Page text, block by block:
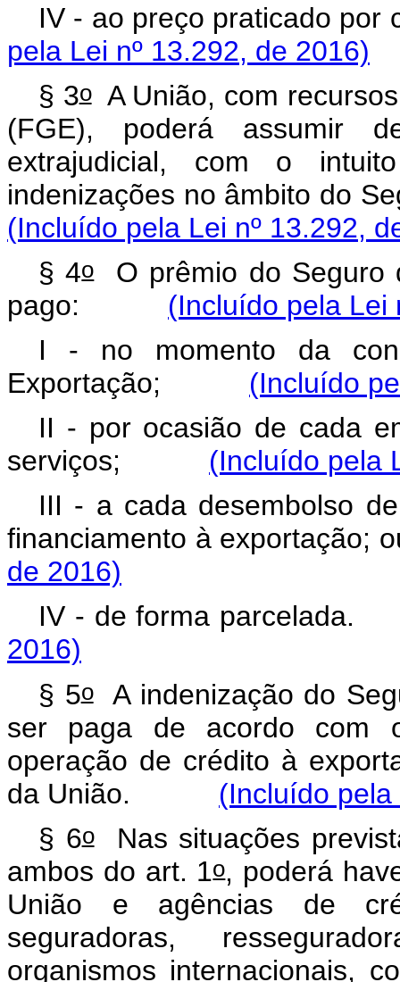
IV - ao preço praticado
pela Lei nº 13.292, de 2016)
§ 3oA União, com
(FGE), poderá assumir
extrajudicial, com o
indenizações no âmbito
(Incluído pela Lei nº 13.292,
§ 4oO prêmio do Seguro
pago: (Incluído pela Lei
I - no momento da
Exportação; (Incluído
II - por ocasião de cada
serviços; (Incluído pela
III - a cada desembolso
financiamento à
de 2016)
IV - de forma
2016)
§ 5oA indenização do
ser paga de acordo com
operação de crédito à
da União. (Incluído
§ 6oNas situações
ambos do art. 1o, poderá
União e agências de
seguradoras,
organismos internacionais,